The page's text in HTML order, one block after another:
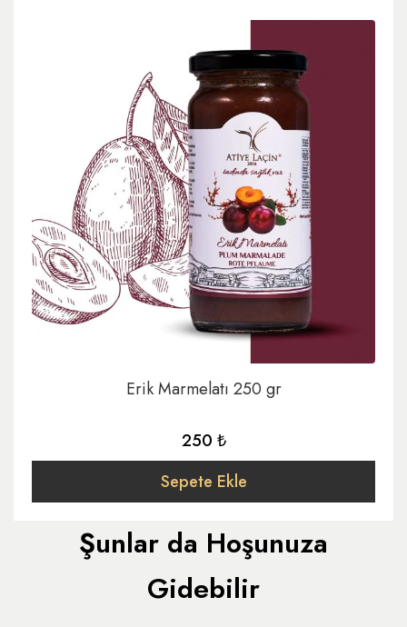
Erik Marmelatı 250 gr
250 ₺
Sepete Ekle
Şunlar da Hoşunuza
Gidebilir